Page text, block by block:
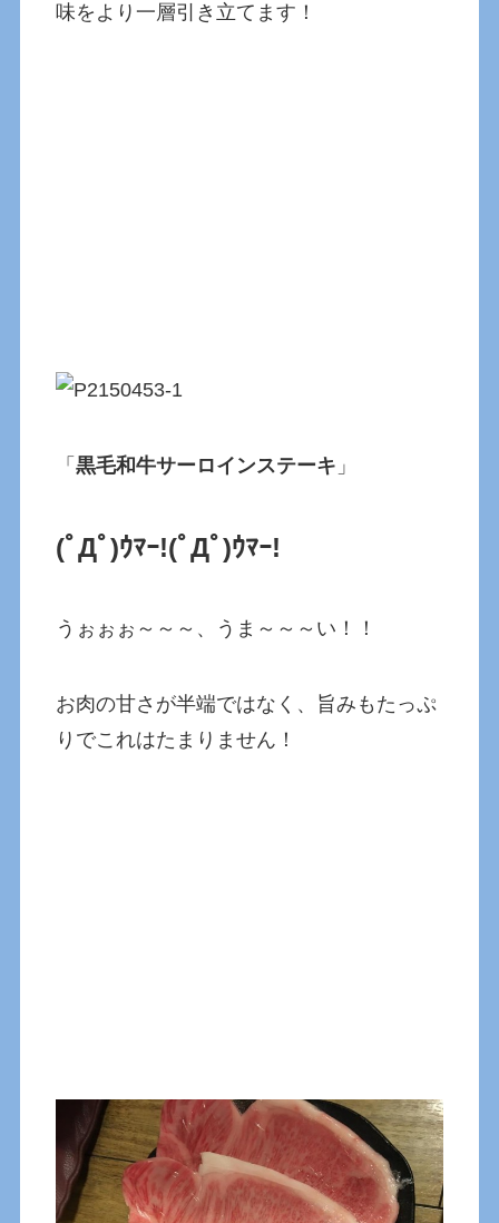
味をより一層引き立てます！
「黒毛和牛サーロインステーキ 」
(ﾟДﾟ)ｳﾏｰ!(ﾟДﾟ)ｳﾏｰ!
うぉぉぉ～～～、うま～～～い！！
お肉の甘さが半端ではなく、旨みもたっぷ
りでこれはたまりません！